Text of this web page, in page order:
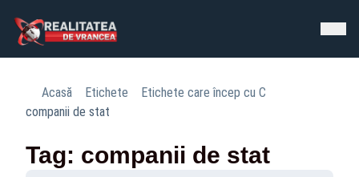
Acasă Etichete
Etichete care încep cu C
companii de stat
Tag: companii de stat